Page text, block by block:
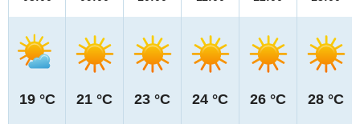
19 °C 21 °C 23 °C 24 °C 26 °C 28 °C